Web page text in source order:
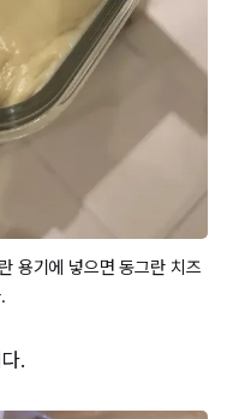
용기에 넣으면 동그란 치즈
.